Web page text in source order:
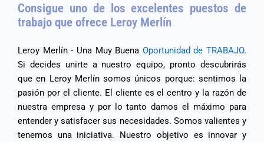
Consigue uno de los excelentes puestos de
trabajo que ofrece Leroy Merlín
Leroy Merlín - Una Muy Buena Oportunidad de TRABAJO.
Si decides unirte a nuestro equipo, pronto descubrirás
que en Leroy Merlín somos únicos porque: sentimos la
pasión por el cliente. El cliente es el centro y la razón de
nuestra empresa y por lo tanto damos el máximo para
entender y satisfacer sus necesidades. Somos valientes y
tenemos una iniciativa. Nuestro objetivo es innovar y